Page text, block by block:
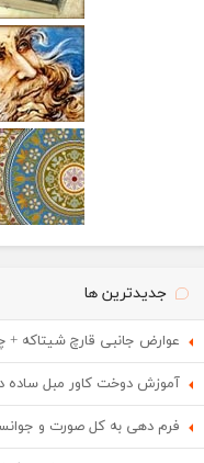
جدیدترین ها
عوارض جانبی قارچ شیتاکه +
آموزش دوخت کاور مبل ساده در
فرم دهی به کل صورت و